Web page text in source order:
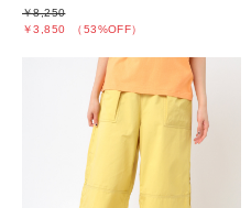
￥3,850 （53%OFF）
￥8,250